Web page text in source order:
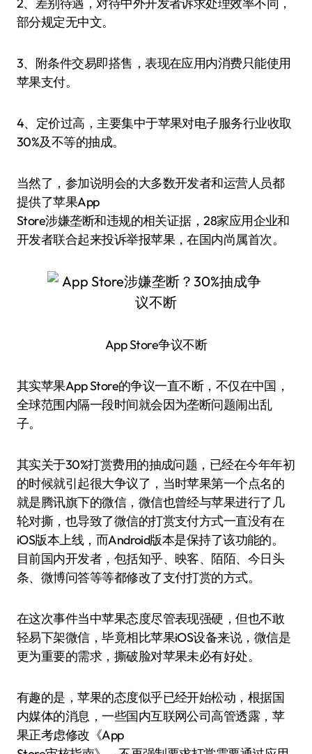
部分规定无中文。
3、附条件交易即搭售，表现在应用内消费只能使用
苹果支付。
4、定价过高，主要集中于苹果对电子服务行业收取
30%及不等的抽成。
当然了，参加说明会的大多数开发者和运营人员都
提供了苹果App
Store涉嫌垄断和违规的相关证据，28家应用企业和
开发者联合起来投诉举报苹果，在国内尚属首次。
App Store争议不断
其实苹果App Store的争议一直不断，不仅在中国，
全球范围内隔一段时间就会因为垄断问题闹出乱
子。
其实关于30%打赏费用的抽成问题，已经在今年年初
的时候就引起很大争议了，当时苹果第一个点名的
就是腾讯旗下的微信，微信也曾经与苹果进行了几
轮对撕，也导致了微信的打赏支付方式一直没有在
iOS版本上线，而Android版本是保持了该功能的。
目前国内开发者，包括知乎、映客、陌陌、今日头
条、微博问答等等都修改了支付打赏的方式。
在这次事件当中苹果态度尽管表现强硬，但也不敢
轻易下架微信，毕竟相比苹果iOS设备来说，微信是
更为重要的需求，撕破脸对苹果未必有好处。
有趣的是，苹果的态度似乎已经开始松动，根据国
内媒体的消息，一些国内互联网公司高管透露，苹
果正考虑修改《App